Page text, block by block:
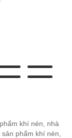
khí nén, nhà
phẩm khí nén,